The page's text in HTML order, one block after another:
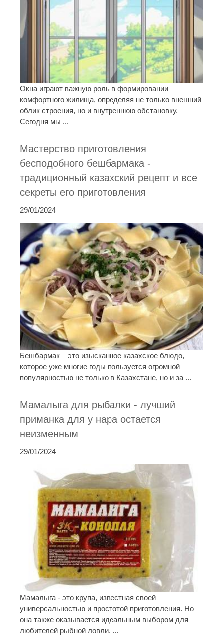
Окна играют важную роль в формировании
комфортного жилища, определяя не только внешний
облик строения, но и внутреннюю обстановку.
Сегодня мы ...
Мастерство приготовления
бесподобного бешбармака -
традиционный казахский рецепт и все
секреты его приготовления
29/01/2024
Бешбармак – это изысканное казахское блюдо,
которое уже многие годы пользуется огромной
популярностью не только в Казахстане, но и за ...
Мамалыга для рыбалки - лучший
приманка для у нара остается
неизменным
29/01/2024
Мамалыга - это крупа, известная своей
универсальностью и простотой приготовления. Но
она также оказывается идеальным выбором для
любителей рыбной ловли. ...